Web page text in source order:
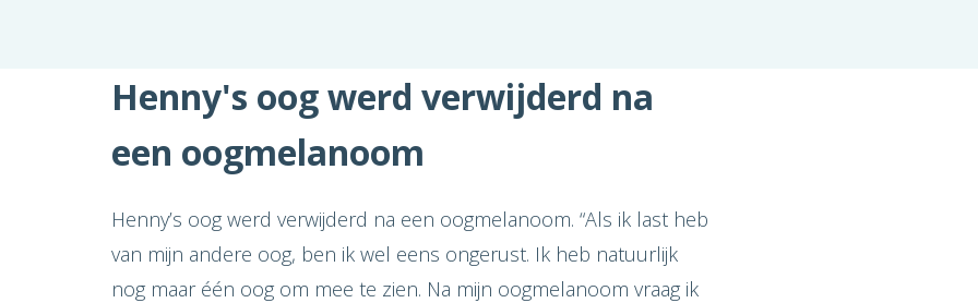
Henny's oog werd verwijderd na
een oogmelanoom
Henny’s oog werd verwijderd na een oogmelanoom. “Als ik last heb
van mijn andere oog, ben ik wel eens ongerust. Ik heb natuurlijk
nog maar één oog om mee te zien. Na mijn oogmelanoom vraag ik